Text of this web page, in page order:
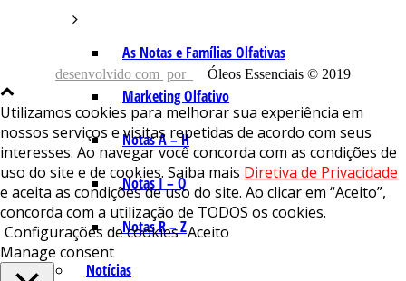
As Notas e Famílias Olfativas
Marketing Olfativo
Notas A – H
Notas I – Q
Notas R – Z
Notícias
desenvolvido com por Óleos Essenciais © 2019
Utilizamos cookies para melhorar sua experiência em
nossos serviços e visitas repetidas de acordo com seus
interesses. Ao navegar você concorda com as condições de
uso do site e de cookies. Saiba mais Diretiva de Privacidade
e aceita as condições de uso do site. Ao clicar em “Aceito”,
concorda com a utilização de TODOS os cookies.
Configurações de cookies Aceito
Manage consent